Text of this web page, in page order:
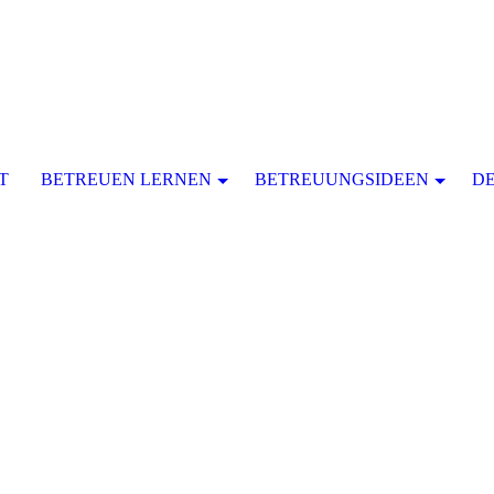
BETREUEN LERNEN BETREUUNGSIDEEN